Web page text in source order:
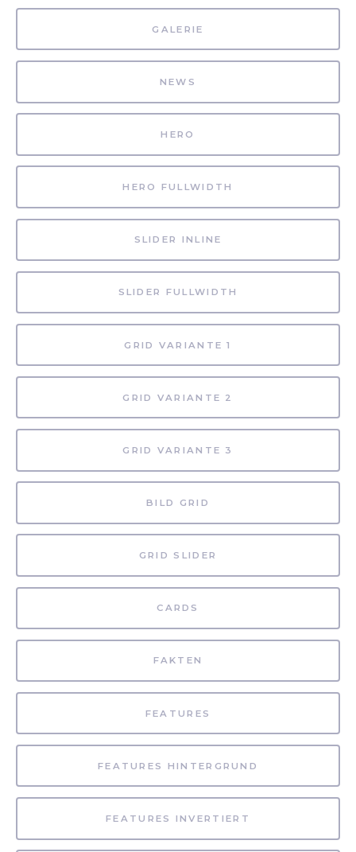
GALERIE
NEWS
HERO
HERO FULLWIDTH
SLIDER INLINE
SLIDER FULLWIDTH
GRID VARIANTE 1
GRID VARIANTE 2
GRID VARIANTE 3
BILD GRID
GRID SLIDER
CARDS
FAKTEN
FEATURES
FEATURES HINTERGRUND
FEATURES INVERTIERT